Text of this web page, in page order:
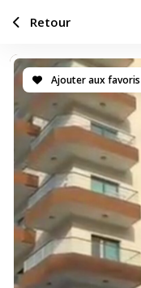
Ajouter aux favoris
Retour